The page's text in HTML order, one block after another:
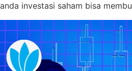
investasi saham bisa